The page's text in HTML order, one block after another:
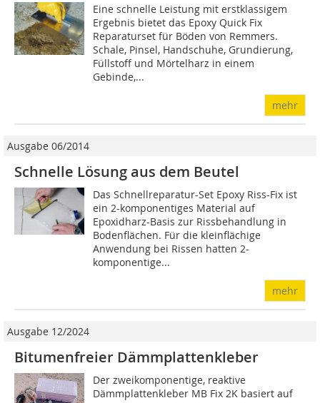
Eine schnelle Leistung mit erstklassigem
Ergebnis bietet das Epoxy Quick Fix
Reparaturset für Böden von Remmers.
Schale, Pinsel, Handschuhe, Grundierung,
Füllstoff und Mörtelharz in einem
Gebinde,...
mehr
Ausgabe 06/2014
Schnelle Lösung aus dem Beutel
Das Schnellreparatur-Set Epoxy Riss-Fix ist
ein 2-komponentiges Material auf
Epoxidharz-Basis zur Rissbehandlung in
Bodenflächen. Für die kleinflächige
Anwendung bei Rissen hatten 2-
komponentige...
mehr
Ausgabe 12/2024
Bitumenfreier Dämmplattenkleber
Der zweikomponentige, reaktive
Dämmplattenkleber MB Fix 2K basiert auf